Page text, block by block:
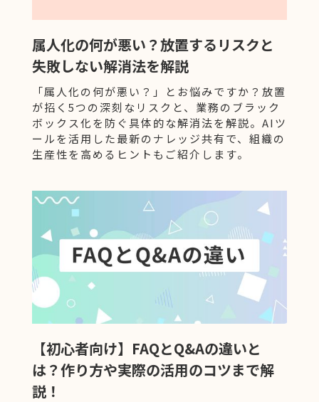
属人化の何が悪い？放置するリスクと
失敗しない解消法を解説
「属人化の何が悪い？」とお悩みですか？放置
が招く5つの深刻なリスクと、業務のブラック
ボックス化を防ぐ具体的な解消法を解説。AIツ
ールを活用した最新のナレッジ共有で、組織の
生産性を高めるヒントもご紹介します。
【初心者向け】FAQとQ&Aの違いと
は？作り方や実際の活用のコツまで解
説！